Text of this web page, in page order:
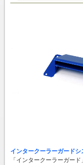
インタークーラーガード
「インタークーラーガー